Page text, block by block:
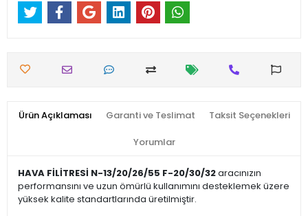
Ürün Açıklaması Garanti ve Teslimat Taksit Seçenekleri
Yorumlar
HAVA FİLİTRESİ N-13/20/26/55 F-20/30/32aracınızın
performansını ve uzun ömürlü kullanımını desteklemek üzere
yüksek kalite standartlarında üretilmiştir.